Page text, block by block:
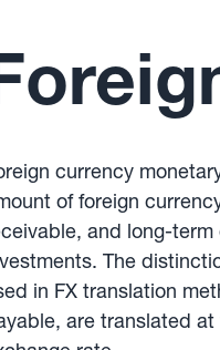
currency
of foreign
and long-
The
in FX translation
are translated